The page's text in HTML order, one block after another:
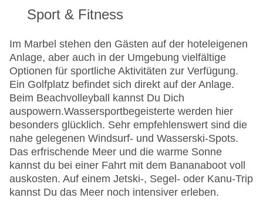
Sport & Fitness
Im Marbel stehen den Gästen auf der hoteleigenen
Anlage, aber auch in der Umgebung vielfältige
Optionen für sportliche Aktivitäten zur Verfügung.
Ein Golfplatz befindet sich direkt auf der Anlage.
Beim Beachvolleyball kannst Du Dich
auspowern.Wassersportbegeisterte werden hier
besonders glücklich. Sehr empfehlenswert sind die
nahe gelegenen Windsurf- und Wasserski-Spots.
Das erfrischende Meer und die warme Sonne
kannst du bei einer Fahrt mit dem Bananaboot voll
auskosten. Auf einem Jetski-, Segel- oder Kanu-Trip
kannst Du das Meer noch intensiver erleben.